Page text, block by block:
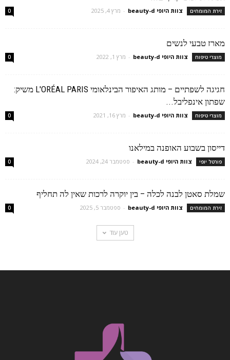
זירת המומחים צוות היופי beauty-d - מרץ 4, 2025 0
מארז טבעי לנשים
מוצרי טיפוח צוות היופי beauty-d - מרץ 1, 2022 0
חגיגה לשפתיים – מותג האיפור הבינלאומי L'ORÉAL PARIS משיק:
שפתון אינפליבל...
מוצרי טיפוח צוות היופי beauty-d - מרץ 16, 2021 0
דייסון בשבוע האופנה במילאנו
פורטל יופי צוות היופי beauty-d - ספטמבר 24, 2024 0
שמלת סאטן לבנה לכלה – בין יוקרה לרכות שאין לה תחליף
זירת המומחים צוות היופי beauty-d - ספטמבר 5, 2025 0
טען עוד